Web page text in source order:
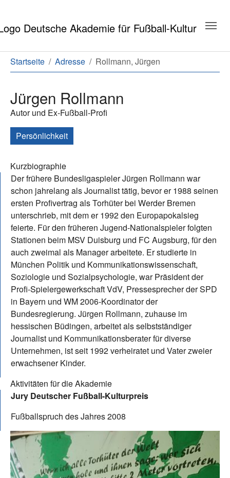
Sie sind hier:
Startseite Adresse Rollmann, Jürgen
Jürgen Rollmann
Autor und Ex-Fußball-Profi
Persönlichkeit
Kurzbiographie
Der frühere Bundesligaspieler Jürgen Rollmann war
schon jahrelang als Journalist tätig, bevor er 1988 seinen
ersten Profivertrag als Torhüter bei Werder Bremen
unterschrieb, mit dem er 1992 den Europapokalsieg
feierte. Für den früheren Jugend-Nationalspieler folgten
Stationen beim MSV Duisburg und FC Augsburg, für den
auch zweimal als Manager arbeitete. Er studierte in
München Politik und Kommunikationswissenschaft,
Soziologie und Sozialpsychologie, war Präsident der
Profi-Spielergewerkschaft VdV, Pressesprecher der SPD
in Bayern und WM 2006-Koordinator der
Bundesregierung. Jürgen Rollmann, zuhause im
hessischen Büdingen, arbeitet als selbstständiger
Journalist und Kommunikationsberater für diverse
Unternehmen, ist seit 1992 verheiratet und Vater zweier
erwachsener Kinder.
Aktivitäten für die Akademie
Jury Deutscher Fußball-Kulturpreis
Fußballspruch des Jahres 2008